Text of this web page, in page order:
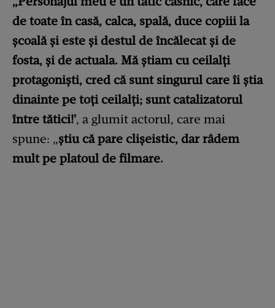
de toate în casă, calca, spală, duce copiii la
şcoală şi este şi destul de încălecat şi de
fosta, şi de actuala. Mă ştiam cu ceilalţi
protagonişti, cred că sunt singurul care îi ştia
dinainte pe toţi ceilalţi; sunt catalizatorul
între tătici!', a glumit actorul, care mai
spune: „ştiu că pare clişeistic, dar râdem
mult pe platoul de filmare.